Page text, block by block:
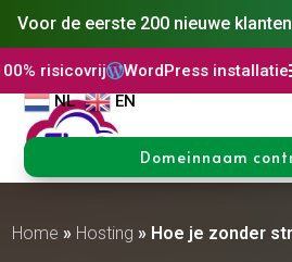
Voor de eerste 200 nieuwe
WordPress installatieDNS
NL
EN
Domeinnaam
Home » Hosting » Hoe je zonder